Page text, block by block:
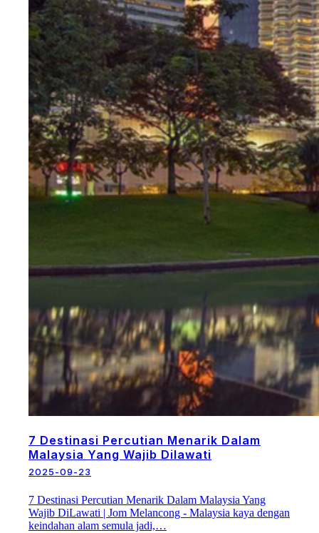
7 Destinasi Percutian Menarik Dalam
Malaysia Yang Wajib Dilawati
2025-09-23
7 Destinasi Percutian Menarik Dalam Malaysia Yang
Wajib DiLawati | Jom Melancong - Malaysia kaya dengan
keindahan alam semula jadi,…